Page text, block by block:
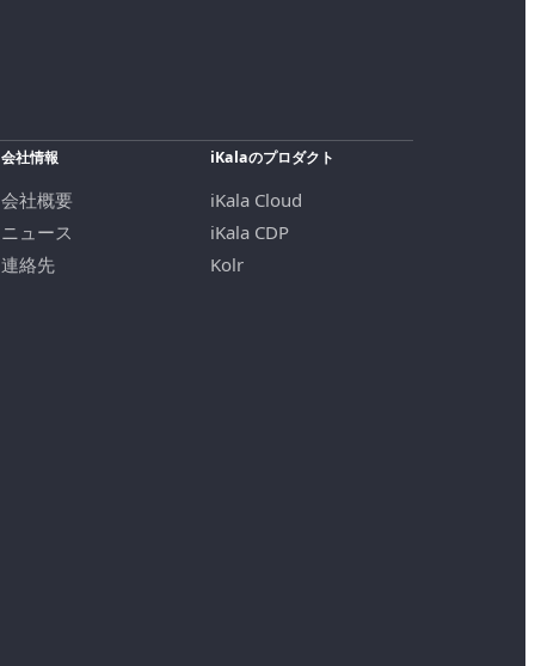
会社情報
会社概要
ニュース
連絡先
iKalaのプロダクト
iKala Cloud
iKala CDP
Kolr